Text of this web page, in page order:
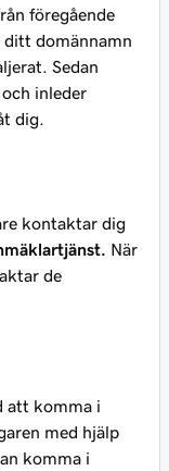
föregående
ditt domännamn
Sedan
inleder
dig.
kontaktar dig
När
de
att komma i
med hjälp
komma i